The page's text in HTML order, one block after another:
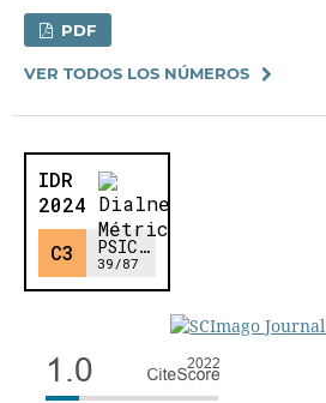
PDF
VER TODOS LOS NÚMEROS